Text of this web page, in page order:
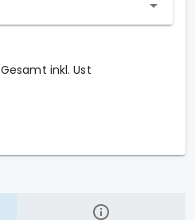
Gesamt inkl. Ust